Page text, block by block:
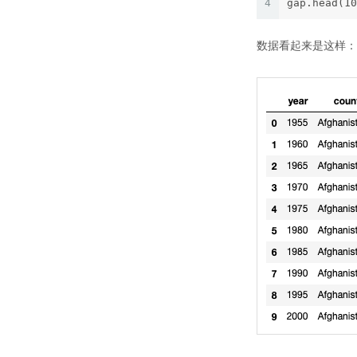
4
数据看起来是这样：